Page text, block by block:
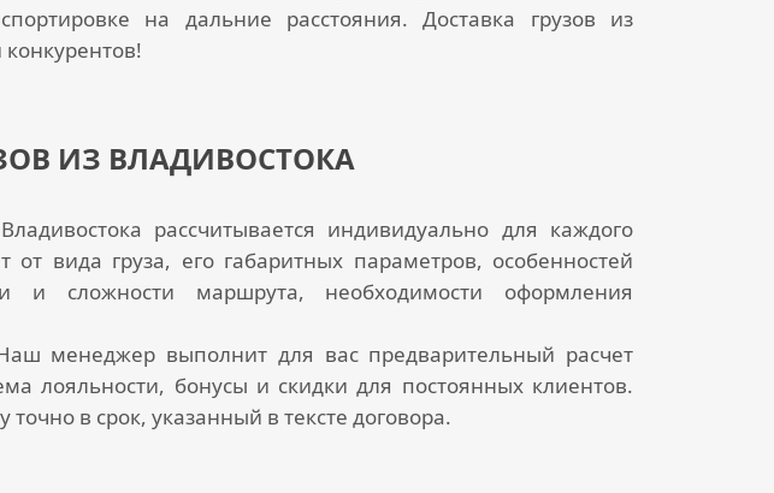
на дальние расстояния.Доставка грузов из
ИЗ ВЛАДИВОСТОКА
рассчитывается индивидуально для каждого
от вида груза, его габаритных параметров, особенностей
и сложности маршрута, необходимости оформления
менеджер выполнит для вас предварительный расчет
лояльности, бонусы и скидки для постоянных клиентов.
в срок, указанный в тексте договора.